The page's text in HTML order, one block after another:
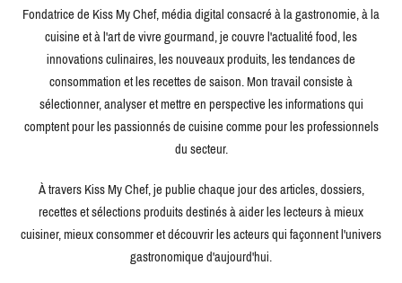
Fondatrice de Kiss My Chef, média digital consacré à la gastronomie, à la
cuisine et à l'art de vivre gourmand, je couvre l'actualité food, les
innovations culinaires, les nouveaux produits, les tendances de
consommation et les recettes de saison. Mon travail consiste à
sélectionner, analyser et mettre en perspective les informations qui
comptent pour les passionnés de cuisine comme pour les professionnels
du secteur.
À travers Kiss My Chef, je publie chaque jour des articles, dossiers,
recettes et sélections produits destinés à aider les lecteurs à mieux
cuisiner, mieux consommer et découvrir les acteurs qui façonnent l'univers
gastronomique d'aujourd'hui.